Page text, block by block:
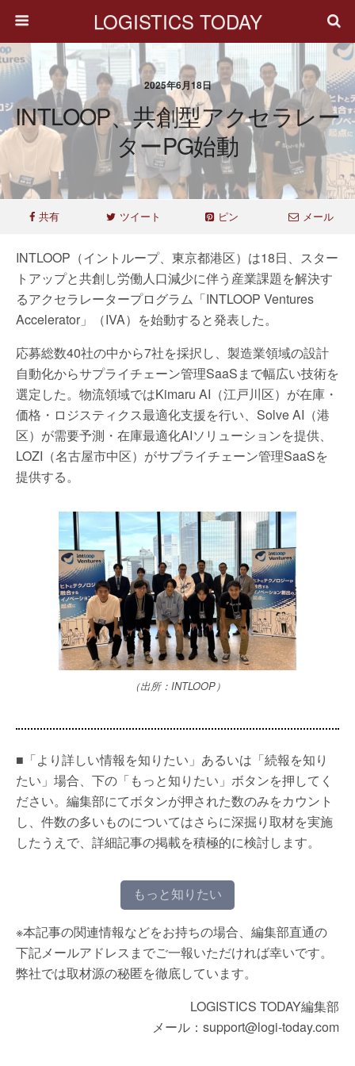
LOGISTICS TODAY
2025年6月18日
INTLOOP、共創型アクセラレー
ターPG始動
共有 ツイート ピン メール
INTLOOP（イントループ、東京都港区）は18日、スター
トアップと共創し労働人口減少に伴う産業課題を解決す
るアクセラレータープログラム「INTLOOP Ventures
Accelerator」（IVA）を始動すると発表した。
応募総数40社の中から7社を採択し、製造業領域の設計
自動化からサプライチェーン管理SaaSまで幅広い技術を
選定した。物流領域ではKimaru AI（江戸川区）が在庫・
価格・ロジスティクス最適化支援を行い、Solve AI（港
区）が需要予測・在庫最適化AIソリューションを提供、
LOZI（名古屋市中区）がサプライチェーン管理SaaSを
提供する。
（出所：INTLOOP）
■「より詳しい情報を知りたい」あるいは「続報を知り
たい」場合、下の「もっと知りたい」ボタンを押してく
ださい。編集部にてボタンが押された数のみをカウント
し、件数の多いものについてはさらに深掘り取材を実施
したうえで、詳細記事の掲載を積極的に検討します。
もっと知りたい
※本記事の関連情報などをお持ちの場合、編集部直通の
下記メールアドレスまでご一報いただければ幸いです。
弊社では取材源の秘匿を徹底しています。
LOGISTICS TODAY編集部
メール：support@logi-today.com